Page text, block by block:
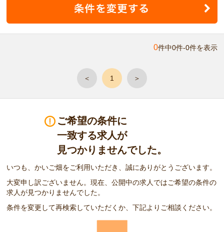
0件中0件-0件を表示
＜ 1 ＞
ご希望の条件に
一致する求人が
見つかりませんでした。
いつも、かいご畑をご利用いただき、誠にありがとうございます。
大変申し訳ございません。現在、公開中の求人ではご希望の条件の
求人が見つかりませんでした。
条件を変更して再検索していただくか、下記よりご相談ください。